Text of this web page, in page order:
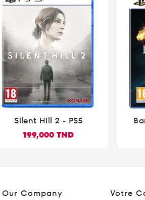

Silent Hill 2 - PS5
199,000 TND
Our Company Votre